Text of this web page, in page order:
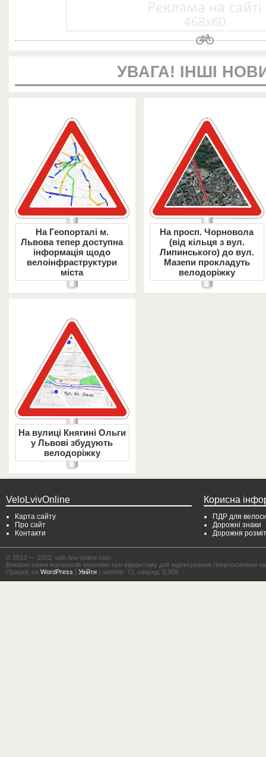
УВАГА! ІНШІ
На Геопорталі м.
Львова тепер доступна
інформація щодо
велоінфраструктури
міста
На просп. Чорновола
(від кільця з вул.
Липинського) до вул.
Мазепи прокладуть
велодоріжку
На вулиці Княгині Ольги
у Львові збудують
велодоріжку
VeloLvivOnline
Карта сайту
Про сайт
Контакти
Корисна
ПДР для
Дорожні знаки
Дорожня
© 2013 — 2023, velo.lviv-online.com
Використання матеріалів можливе при відкритому для індексування гіперпосиланні
Працює на WordPress | Увійти | запитів: 72, секунд: 0,309